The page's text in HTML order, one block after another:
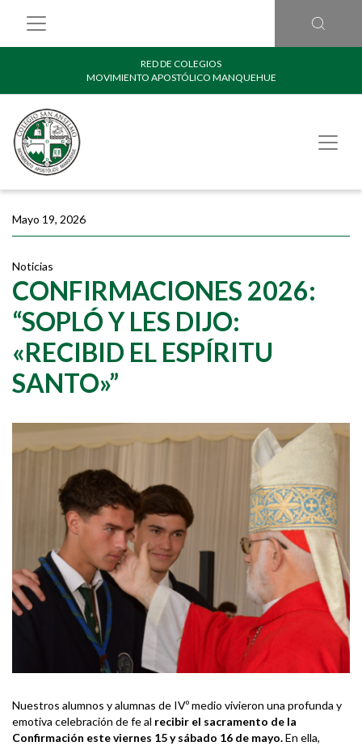
RED DE COLEGIOS
MOVIMIENTO APOSTÓLICO MANQUEHUE
Mayo 19, 2026
Noticias
CONFIRMACIONES 2026:
“SOPLÓ Y LES DIJO:
«RECIBID EL ESPÍRITU
SANTO»”
Nuestros alumnos y alumnas de IVº medio vivieron una profunda y
emotiva celebración de fe al recibir el sacramento de la
Confirmación este viernes 15 y sábado 16 de mayo.En ella,